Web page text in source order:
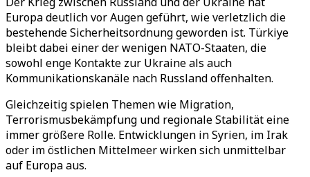
Europa deutlich vor Augen geführt, wie verletzlich die
bestehende Sicherheitsordnung geworden ist. Türkiye
bleibt dabei einer der wenigen NATO-Staaten, die
sowohl enge Kontakte zur Ukraine als auch
Kommunikationskanäle nach Russland offenhalten.
Gleichzeitig spielen Themen wie Migration,
Terrorismusbekämpfung und regionale Stabilität eine
immer größere Rolle. Entwicklungen in Syrien, im Irak
oder im östlichen Mittelmeer wirken sich unmittelbar
auf Europa aus.